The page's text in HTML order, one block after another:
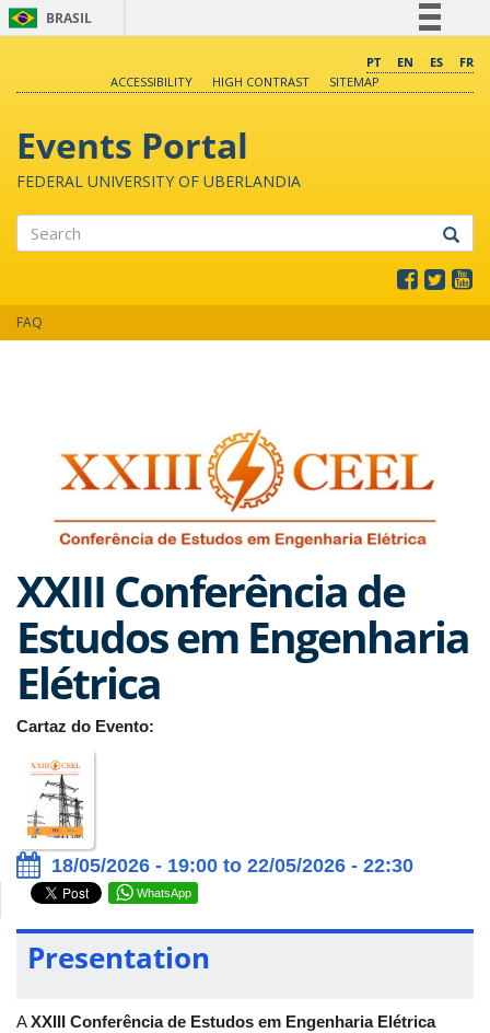
BRASIL
Comunica BR
Canais
PT EN ES
FR
ACCESSIBILITY
HIGH CONTRAST SITEMAP
Events Portal
FEDERAL UNIVERSITY OF UBERLANDIA
FAQ
XXIII Conferência de
Estudos em Engenharia
Elétrica
Cartaz do Evento:
18/05/2026 - 19:00 to 22/05/2026 - 22:30
WhatsApp
Presentation
AXXIII Conferência de Estudos em Engenharia Elétrica